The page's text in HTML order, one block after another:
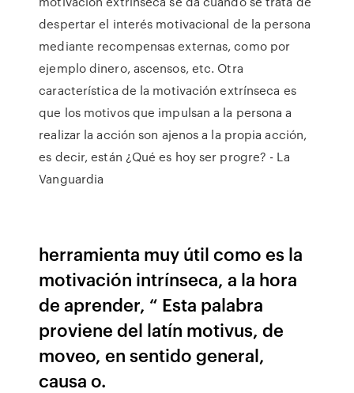
despertar el interés motivacional de la persona
mediante recompensas externas, como por
ejemplo dinero, ascensos, etc. Otra
característica de la motivación extrínseca es
que los motivos que impulsan a la persona a
realizar la acción son ajenos a la propia acción,
es decir, están ¿Qué es hoy ser progre? - La
Vanguardia
herramienta muy útil como es la
motivación intrínseca, a la hora
de aprender, “ Esta palabra
proviene del latín motivus, de
moveo, en sentido general,
causa o.